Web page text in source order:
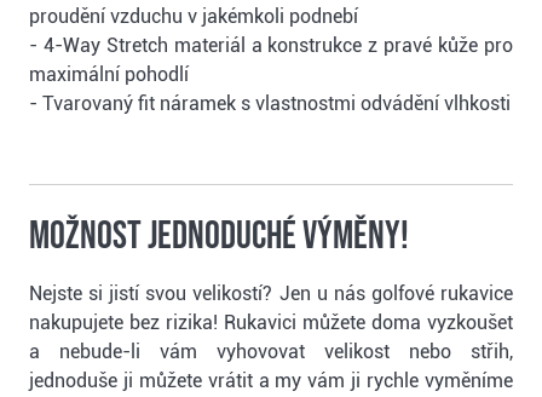
proudění vzduchu v jakémkoli podnebí
- 4-Way Stretch materiál a konstrukce z pravé kůže pro
maximální pohodlí
- Tvarovaný fit náramek s vlastnostmi odvádění vlhkosti
Možnost jednoduché výměny!
Nejste si jistí svou velikostí? Jen u nás golfové rukavice
nakupujete bez rizika! Rukavici můžete doma vyzkoušet
a nebude-li vám vyhovovat velikost nebo střih,
jednoduše ji můžete vrátit a my vám ji rychle vyměníme